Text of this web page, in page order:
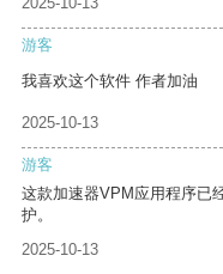
游客
我喜欢这个软件 作者加油
2025-10-13
游客
这款加速器VPM应用程序已
护。
2025-10-13